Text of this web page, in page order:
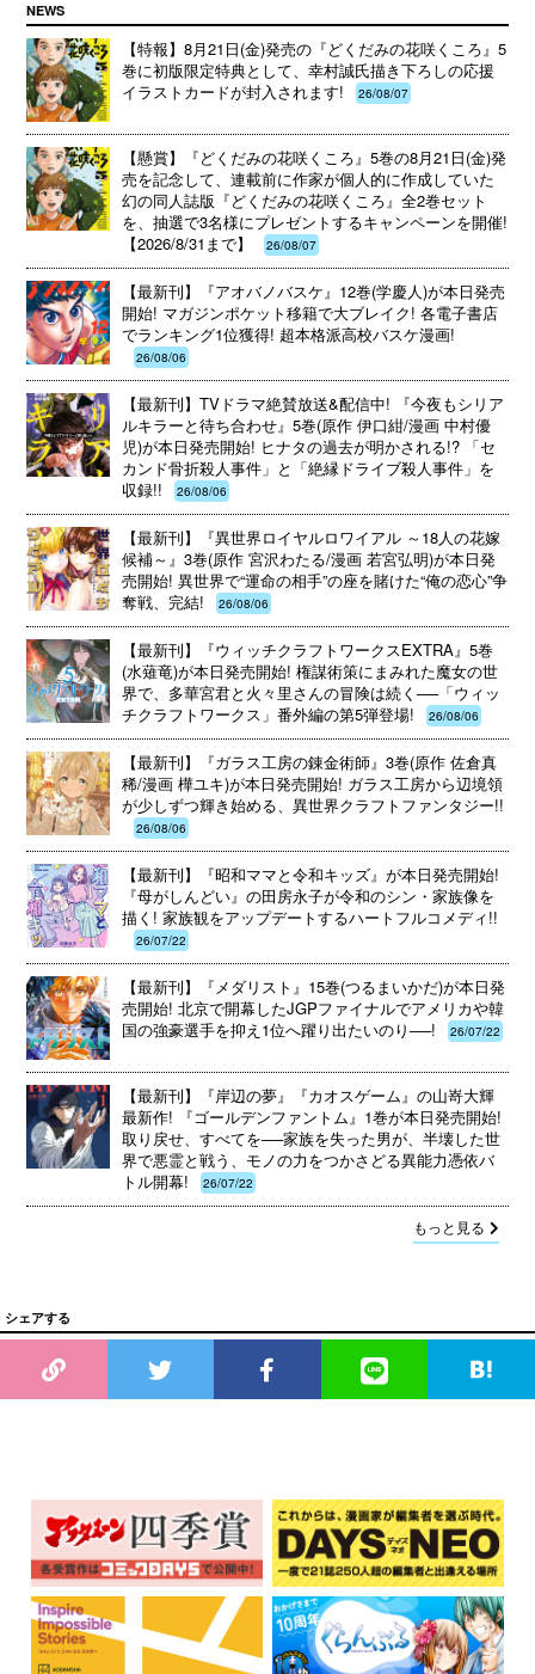
NEWS
【特報】8月21日(金)発売の『どくだみの花咲くころ』5
巻に初版限定特典として、幸村誠氏描き下ろしの応援
イラストカードが封入されます!
26/08/07
【懸賞】『どくだみの花咲くころ』5巻の8月21日(金)発
売を記念して、連載前に作家が個人的に作成していた
幻の同人誌版『どくだみの花咲くころ』全2巻セット
を、抽選で3名様にプレゼントするキャンペーンを開催!
【2026/8/31まで】
26/08/07
【最新刊】『アオバノバスケ』12巻(学慶人)が本日発売
開始! マガジンポケット移籍で大ブレイク! 各電子書店
でランキング1位獲得! 超本格派高校バスケ漫画!
26/08/06
【最新刊】TVドラマ絶賛放送&配信中! 『今夜もシリア
ルキラーと待ち合わせ』5巻(原作 伊口紺/漫画 中村優
児)が本日発売開始! ヒナタの過去が明かされる!? 「セ
カンド骨折殺人事件」と「絶縁ドライブ殺人事件」を
収録!!
26/08/06
【最新刊】『異世界ロイヤルロワイアル ～18人の花嫁
候補～』3巻(原作 宮沢わたる/漫画 若宮弘明)が本日発
売開始! 異世界で“運命の相手”の座を賭けた“俺の恋心”争
奪戦、完結!
26/08/06
【最新刊】『ウィッチクラフトワークスEXTRA』5巻
(水薙竜)が本日発売開始! 権謀術策にまみれた魔女の世
界で、多華宮君と火々里さんの冒険は続く──「ウィッ
チクラフトワークス」番外編の第5弾登場!
26/08/06
【最新刊】『ガラス工房の錬金術師』3巻(原作 佐倉真
稀/漫画 樺ユキ)が本日発売開始! ガラス工房から辺境領
が少しずつ輝き始める、異世界クラフトファンタジー!!
26/08/06
【最新刊】『昭和ママと令和キッズ』が本日発売開始!
『母がしんどい』の田房永子が令和のシン・家族像を
描く! 家族観をアップデートするハートフルコメディ!!
26/07/22
【最新刊】『メダリスト』15巻(つるまいかだ)が本日発
売開始! 北京で開幕したJGPファイナルでアメリカや韓
国の強豪選手を抑え1位へ躍り出たいのり──!
26/07/22
【最新刊】『岸辺の夢』『カオスゲーム』の山嵜大輝
最新作! 『ゴールデンファントム』1巻が本日発売開始!
取り戻せ、すべてを──家族を失った男が、半壊した世
界で悪霊と戦う、モノの力をつかさどる異能力憑依バ
トル開幕!
26/07/22
もっと見る
シェアする